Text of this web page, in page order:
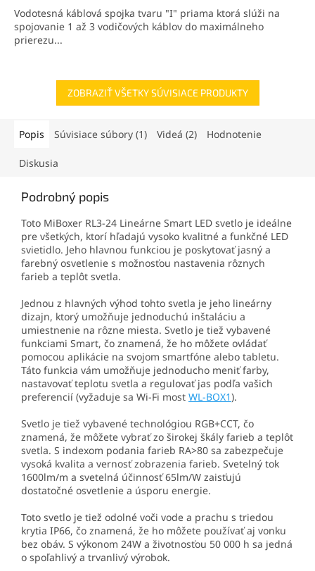
z
5
hviezdičiek.
Vodotesná káblová spojka tvaru "I" priama ktorá slúži na
spojovanie 1 až 3 vodičových káblov do maximálneho
prierezu...
ZOBRAZIŤ VŠETKY SÚVISIACE PRODUKTY
Popis Súvisiace súbory (1) Videá (2) Hodnotenie
Diskusia
Podrobný popis
Toto MiBoxer RL3-24 Lineárne Smart LED svetlo je ideálne
pre všetkých, ktorí hľadajú vysoko kvalitné a funkčné LED
svietidlo. Jeho hlavnou funkciou je poskytovať jasný a
farebný osvetlenie s možnosťou nastavenia rôznych
farieb a teplôt svetla.
Jednou z hlavných výhod tohto svetla je jeho lineárny
dizajn, ktorý umožňuje jednoduchú inštaláciu a
umiestnenie na rôzne miesta. Svetlo je tiež vybavené
funkciami Smart, čo znamená, že ho môžete ovládať
pomocou aplikácie na svojom smartfóne alebo tabletu.
Táto funkcia vám umožňuje jednoducho meniť farby,
nastavovať teplotu svetla a regulovať jas podľa vašich
preferencií (vyžaduje sa Wi-Fi most WL-BOX1).
Svetlo je tiež vybavené technológiou RGB+CCT, čo
znamená, že môžete vybrať zo širokej škály farieb a teplôt
svetla. S indexom podania farieb RA>80 sa zabezpečuje
vysoká kvalita a vernosť zobrazenia farieb. Svetelný tok
1600lm/m a svetelná účinnosť 65lm/W zaisťujú
dostatočné osvetlenie a úsporu energie.
Toto svetlo je tiež odolné voči vode a prachu s triedou
krytia IP66, čo znamená, že ho môžete používať aj vonku
bez obáv. S výkonom 24W a životnosťou 50 000 h sa jedná
o spoľahlivý a trvanlivý výrobok.